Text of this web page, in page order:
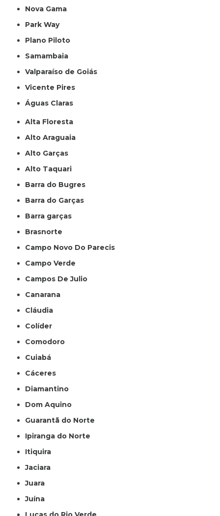
Nova Gama
Park Way
Plano Piloto
Samambaia
Valparaíso de Goiás
Vicente Pires
Águas Claras
Alta Floresta
Alto Araguaia
Alto Garças
Alto Taquari
Barra do Bugres
Barra do Garças
Barra garças
Brasnorte
Campo Novo Do Parecis
Campo Verde
Campos De Julio
Canarana
Cláudia
Colíder
Comodoro
Cuiabá
Cáceres
Diamantino
Dom Aquino
Guarantã do Norte
Ipiranga do Norte
Itiquira
Jaciara
Juara
Juína